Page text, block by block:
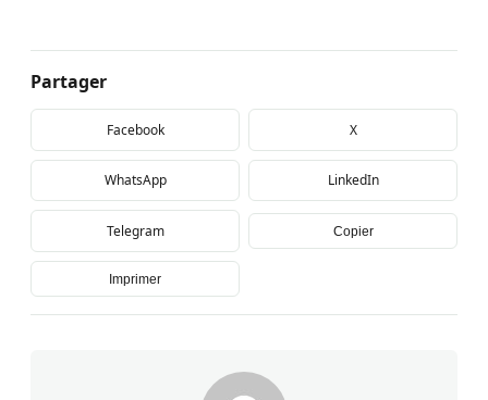
Partager
Facebook X
WhatsApp LinkedIn
Telegram Copier
Imprimer